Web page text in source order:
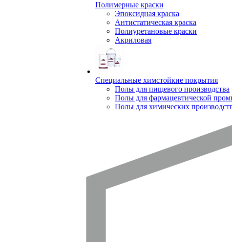
Полимерные краски
Эпоксидная краска
Антистатическая краска
Полиуретановые краски
Акриловая
Специальные химстойкие покрытия
Полы для пищевого производства
Полы для фармацевтической
Полы для химических